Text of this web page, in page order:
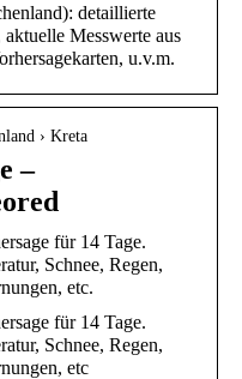
detaillierte
Messwerte aus
u.v.m.
› Kreta
–
für 14 Tage.
Schnee, Regen,
etc.
für 14 Tage.
Schnee, Regen,
etc